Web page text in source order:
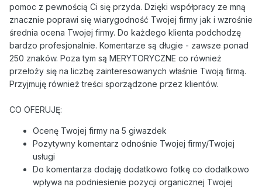
pomoc z pewnością Ci się przyda. Dzięki współpracy ze mną
znacznie poprawi się wiarygodność Twojej firmy jak i wzrośnie
średnia ocena Twojej firmy. Do każdego klienta podchodzę
bardzo profesjonalnie. Komentarze są długie - zawsze ponad
250 znaków. Poza tym są MERYTORYCZNE co również
przełoży się na liczbę zainteresowanych właśnie Twoją firmą.
Przyjmuję również treści sporządzone przez klientów.
CO OFERUJĘ:
Ocenę Twojej firmy na 5 giwazdek
Pozytywny komentarz odnośnie Twojej firmy/Twojej
usługi
Do komentarza dodaję dodatkowo fotkę co dodatkowo
wpływa na podniesienie pozycji organicznej Twojej